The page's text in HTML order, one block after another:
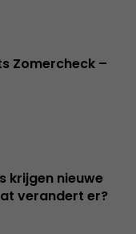
Zomercheck –
krijgen nieuwe
verandert er?